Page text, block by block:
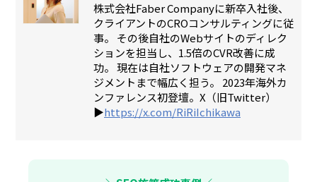
株式会社Faber Companyに新卒入社後、
クライアントのCROコンサルティングに従
事。 その後自社のWebサイトのディレク
ションを担当し、1.5倍のCVR改善に成
功。 現在は自社ソフトウェアの開発マネ
ジメントまで幅広く担う。 2023年海外カ
ンファレンス初登壇。X（旧Twitter）
▶︎https://x.com/RiRiIchikawa